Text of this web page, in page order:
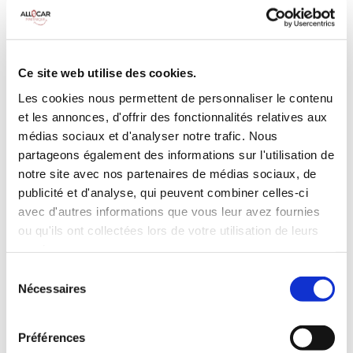
Ce site web utilise des cookies.
Les cookies nous permettent de personnaliser le contenu
et les annonces, d'offrir des fonctionnalités relatives aux
médias sociaux et d'analyser notre trafic. Nous
partageons également des informations sur l'utilisation de
notre site avec nos partenaires de médias sociaux, de
publicité et d'analyse, qui peuvent combiner celles-ci
avec d'autres informations que vous leur avez fournies
ou qu'ils ont collectées lors de votre utilisation de leurs
Nécessaires
Préférences
3 Valises
INCLUS À LA LOCATION
Killométrage illimité
Assurance tous risques (hors franchise)
Carburant : plein à rendre plein
CONDITIONS DE LOCATION
Age minimum :20 ans
ASSURANCE